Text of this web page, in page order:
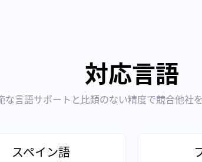
対応言語
な言語サポートと比類のない精度で競合他社
スペイン語